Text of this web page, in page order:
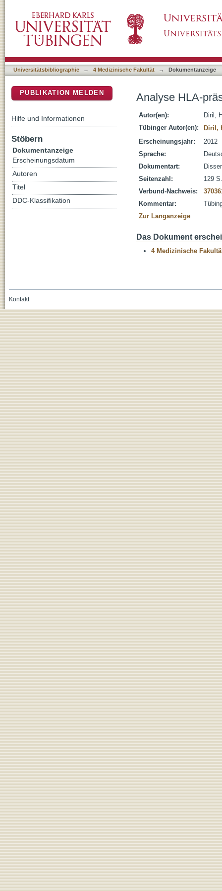
Universitätsbibliographie → 4 Medizinische Fakultät → Dokumentanzeige
Analyse HLA-
Autor(en):
Diril,
Tübinger Autor(en):
Diril,
Erscheinungsjahr:
2012
Sprache:
Dokumentart:
Seitenzahl:
129
Verbund-Nachweis:
Kommentar:
Zur Langanzeige
Das Dokument
4 Medizinische
PUBLIKATION MELDEN
Hilfe und Informationen
Stöbern
Dokumentanzeige
Erscheinungsdatum
Autoren
Titel
DDC-Klassifikation
Kontakt